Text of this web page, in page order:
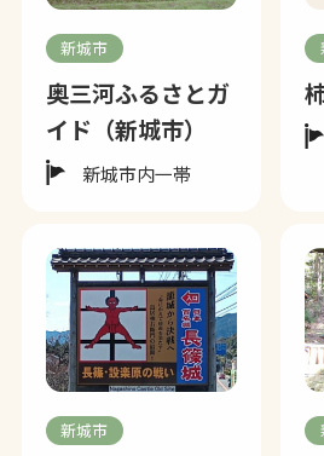
新城市
奥三河ふるさとガ
イド（新城市）
新城市内一帯
新城市